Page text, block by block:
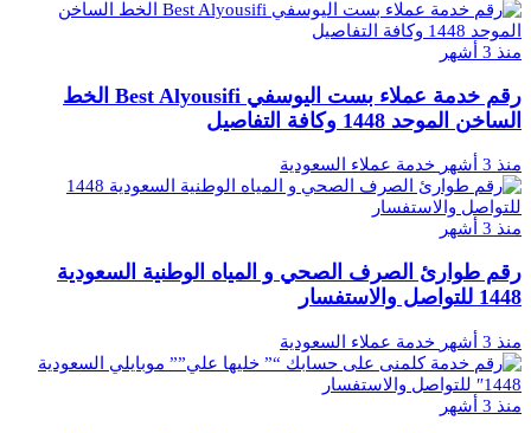
منذ 3 أشهر
رقم خدمة عملاء بست اليوسفي Best Alyousifi الخط
الساخن الموحد 1448 وكافة التفاصيل
منذ 3 أشهر خدمة عملاء السعودية
منذ 3 أشهر
رقم طوارئ الصرف الصحي و المياه الوطنية السعودية
1448 للتواصل والاستفسار
منذ 3 أشهر خدمة عملاء السعودية
منذ 3 أشهر